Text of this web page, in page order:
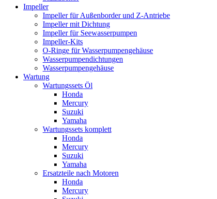
Impeller
Impeller für Außenborder und Z-Antriebe
Impeller mit Dichtung
Impeller für Seewasserpumpen
Impeller-Kits
O-Ringe für Wasserpumpengehäuse
Wasserpumpendichtungen
Wasserpumpengehäuse
Wartung
Wartungssets Öl
Honda
Mercury
Suzuki
Yamaha
Wartungssets komplett
Honda
Mercury
Suzuki
Yamaha
Ersatzteile nach Motoren
Honda
Mercury